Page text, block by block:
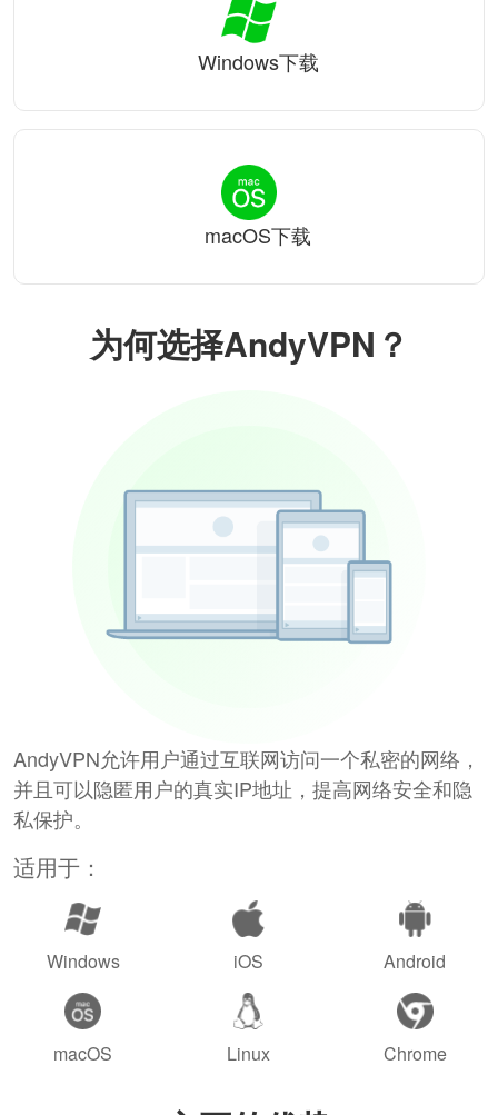
为何选择AndyVPN？
AndyVPN允许用户通过互联网访问一个私密的网络，
并且可以隐匿用户的真实IP地址，提高网络安全和隐
私保护。
适用于：
Windows iOS Android
macOS Linux Chrome
Windows下载
macOS下载